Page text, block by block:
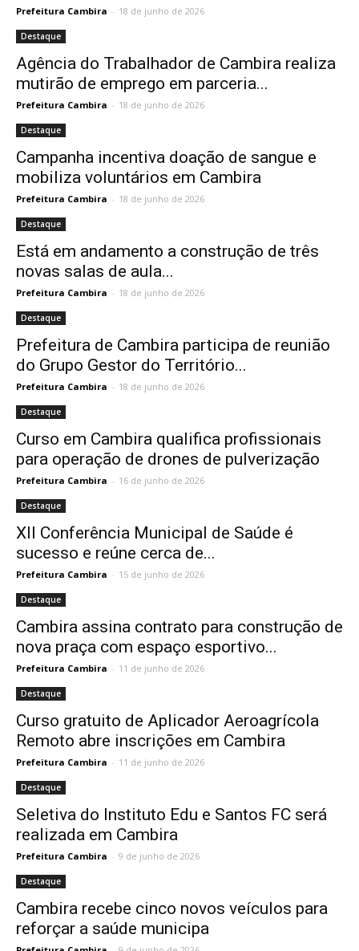
Prefeitura Cambira - 18 de junho de 2026
Destaque
Agência do Trabalhador de Cambira realiza
mutirão de emprego em parceria...
Prefeitura Cambira - 18 de junho de 2026
Destaque
Campanha incentiva doação de sangue e
mobiliza voluntários em Cambira
Prefeitura Cambira - 18 de junho de 2026
Destaque
Está em andamento a construção de três
novas salas de aula...
Prefeitura Cambira - 18 de junho de 2026
Destaque
Prefeitura de Cambira participa de reunião
do Grupo Gestor do Território...
Prefeitura Cambira - 18 de junho de 2026
Destaque
Curso em Cambira qualifica profissionais
para operação de drones de pulverização
Prefeitura Cambira - 16 de junho de 2026
Destaque
XII Conferência Municipal de Saúde é
sucesso e reúne cerca de...
Prefeitura Cambira - 15 de junho de 2026
Destaque
Cambira assina contrato para construção de
nova praça com espaço esportivo...
Prefeitura Cambira - 11 de junho de 2026
Destaque
Curso gratuito de Aplicador Aeroagrícola
Remoto abre inscrições em Cambira
Prefeitura Cambira - 11 de junho de 2026
Destaque
Seletiva do Instituto Edu e Santos FC será
realizada em Cambira
Prefeitura Cambira - 9 de junho de 2026
Destaque
Cambira recebe cinco novos veículos para
reforçar a saúde municipa